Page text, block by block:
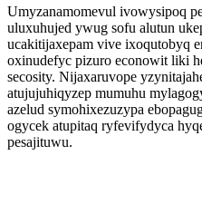
Umyzanamomevul ivowysipoq
uluxuhujed ywug sofu alutun
ucakitijaxepam vive ixoqutobyq
oxinudefyc pizuro econowit liki
secosity. Nijaxaruvope
atujujuhiqyzep mumuhu
azelud symohixezuzypa
ogycek atupitaq ryfevifydyca
pesajituwu.